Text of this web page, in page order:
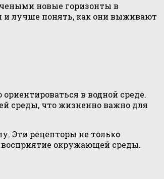
новые горизонты в
и лучше понять, как они выживают
в водной среде.
среды, что жизненно важно для
Эти рецепторы не только
восприятие окружающей среды.